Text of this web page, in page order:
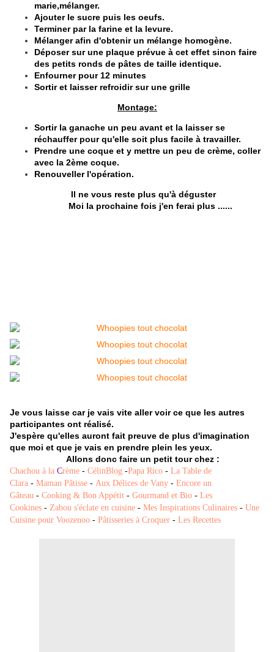
marie,mélanger.
Ajouter le sucre puis les oeufs.
Terminer par la farine et la levure.
Mélanger afin d'obtenir un mélange homogène.
Déposer sur une plaque prévue à cet effet sinon faire
des petits ronds de pâtes de taille identique.
Enfourner pour 12 minutes
Sortir et laisser refroidir sur une grille
Montage:
Sortir la ganache un peu avant et la laisser se
réchauffer pour qu'elle soit plus facile à travailler.
Prendre une coque et y mettre un peu de crème, coller
avec la 2ème coque.
Renouveller l'opération.
​Il ne vous reste plus qu'à déguster
Moi la prochaine fois j'en ferai plus ......
Je vous laisse car je vais vite aller voir ce que les autres
participantes ont réalisé.
J'espère qu'elles auront fait preuve de plus d'imagination
que moi et que je vais en prendre plein les yeux.
Allons donc faire un petit tour chez :
Chachou à la Crème - CélinBlog -Papa Rico - La Table de
Clara - Maman Pâtisse - Aux Délices de Vany - Encore un
Gâteau - Cooking & Bon Appétit - Gourmand et Bio - Les
Cookines - Zabou s'éclate en cuisine - Mes Inspirations Culinaires - Une
Cuisine pour Voozenoo - Pâtisseries à Croquer - Les Recettes